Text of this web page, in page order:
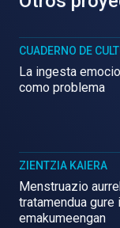
CUADERNO DE
La ingesta
como problema
ZIENTZIA KAIERA
Menstruazio
tratamendua gure
emakumeengan